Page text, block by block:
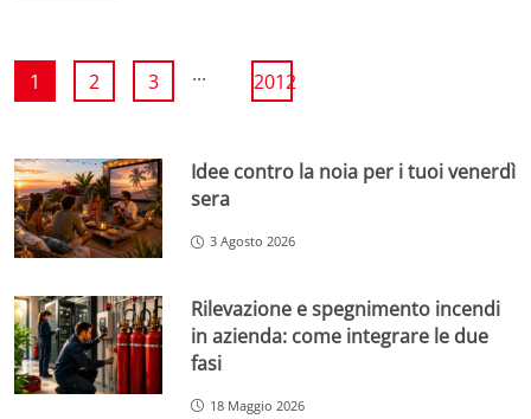
1 2 3 ... 2012
Idee contro la noia per i tuoi venerdì
sera
3 Agosto 2026
Rilevazione e spegnimento incendi
in azienda: come integrare le due
fasi
18 Maggio 2026